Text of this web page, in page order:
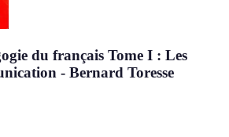
du français Tome I : Les
- Bernard Toresse